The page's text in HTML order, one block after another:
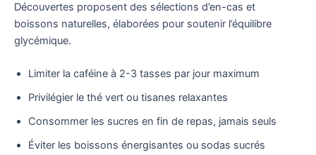
Découvertes proposent des sélections d’en-cas et
boissons naturelles, élaborées pour soutenir l’équilibre
glycémique.
Limiter la caféine à 2-3 tasses par jour maximum
Privilégier le thé vert ou tisanes relaxantes
Consommer les sucres en fin de repas, jamais seuls
Éviter les boissons énergisantes ou sodas sucrés